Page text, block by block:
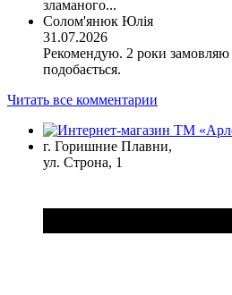
зламаного...
Солом'янюк Юлія
31.07.2026
Рекомендую. 2 роки замовляю
подобається.
Читать все комментарии
г. Горишние Плавни,
ул. Строна, 1